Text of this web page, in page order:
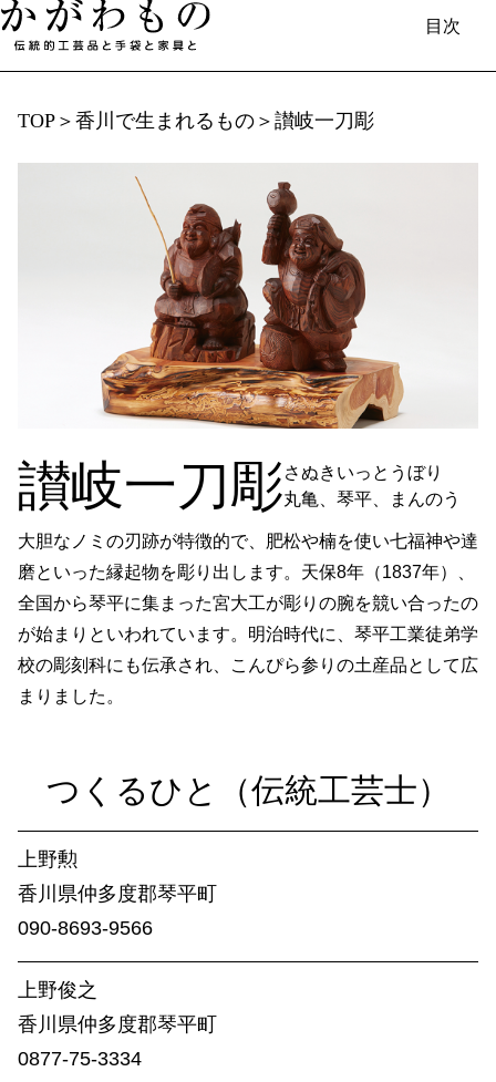
目次
English 中国（简体）
한국 Deutsch
香川で​生まれる​もの
伝統的工芸品と​手袋と​家具／伝統工芸士​
（製造事業者）の​紹介
香川漆器
丸亀うちわ
讃岐一刀彫
讃岐桶樽
桐箱
肥松木工品
組手障子
志度桐下駄
高松和傘
香川竹細工
一閑張・一貫張
竹一刀彫
讃岐提灯
古式畳
打出し銅器
庵治産地石製品
鷲ノ山石工品
理平焼
保多織
讃岐のり染
讃岐獅子頭
讃岐装飾瓦
金糸銀糸装飾刺繍
讃岐かがり手まり
高松嫁入人形
家具
TOP ＞ 香川で​生まれる​もの ＞ 讃岐一刀彫
讃岐一刀彫さぬきいっとうぼり
丸亀、琴平、まんのう
大胆なノミの刃跡が特徴的で、肥松や楠を使い七福神や達
磨といった縁起物を彫り出します。天保8年（1837年）、
全国から琴平に集まった宮大工が彫りの腕を競い合ったの
が始まりといわれています。明治時代に、琴平工業徒弟学
校の彫刻科にも伝承され、こんぴら参りの土産品として広
まりました。
つくる​ひと​（伝統工芸士）​
上野勲
香川県仲多度​郡琴平町
090-8693-9566
上野俊之
香川県仲多度​郡琴平町
0877-75-3334